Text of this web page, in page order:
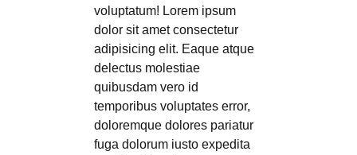
voluptatum! Lorem ipsum
dolor sit amet consectetur
adipisicing elit. Eaque atque
delectus molestiae
quibusdam vero id
temporibus voluptates error,
doloremque dolores pariatur
fuga dolorum iusto expedita